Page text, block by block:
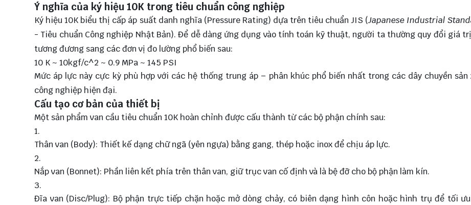
Ý nghĩa của ký hiệu 10K trong tiêu chuẩn công nghiệp
Ký hiệu 10K biểu thị cấp áp suất danh nghĩa (Pressure Rating) dựa trên tiêu chuẩn JIS (Japanese Industrial
- Tiêu chuẩn Công nghiệp Nhật Bản). Để dễ dàng ứng dụng vào tính toán kỹ thuật, người ta thường quy đổi giá
tương đương sang các đơn vị đo lường phổ biến sau:
10 K ~ 10kgf/c^2 ~ 0.9 MPa ~ 145 PSI
Mức áp lực này cực kỳ phù hợp với các hệ thống trung áp – phân khúc phổ biến nhất trong các dây chuyền sản
công nghiệp hiện đại.
Cấu tạo cơ bản của thiết bị
Một sản phẩm van cầu tiêu chuẩn 10K hoàn chỉnh được cấu thành từ các bộ phận chính sau:
Thân van (Body): Thiết kế dạng chữ ngã (yên ngựa) bằng gang, thép hoặc inox để chịu áp lực.
Nắp van (Bonnet): Phần liên kết phía trên thân van, giữ trục van cố định và là bệ đỡ cho bộ phận làm kín.
Đĩa van (Disc/Plug): Bộ phận trực tiếp chặn hoặc mở dòng chảy, có biên dạng hình côn hoặc hình trụ để tối